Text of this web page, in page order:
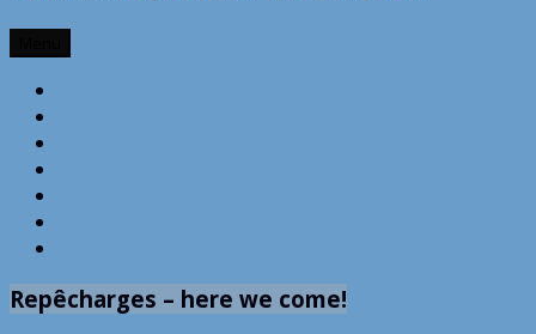
Repêcharges – here we come!